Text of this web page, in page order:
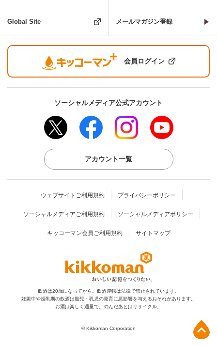
Global Site メールマガジン登録
会員ログイン
ソーシャルメディア公式アカウント
アカウント一覧
ウェブサイトご利用規約 プライバシーポリシー
ソーシャルメディアご利用規約 ソーシャルメディアポリシー
キッコーマン会員ご利用規約 サイトマップ
飲酒は20歳になってから。飲酒運転は法律で禁止されています。
妊娠中や授乳期の飲酒は胎児・乳児の発育に悪影響を与えるおそれがあります。
お酒は楽しく適量で。のんだあとはリサイクル。
© Kikkoman Corporation